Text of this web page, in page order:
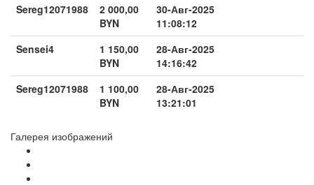
Sereg12071988
2 000,00
BYN
30-Авг-2025
11:08:12
Sensei4
1 150,00
BYN
28-Авг-2025
14:16:42
Sereg12071988
1 100,00
BYN
28-Авг-2025
13:21:01
Галерея изображений